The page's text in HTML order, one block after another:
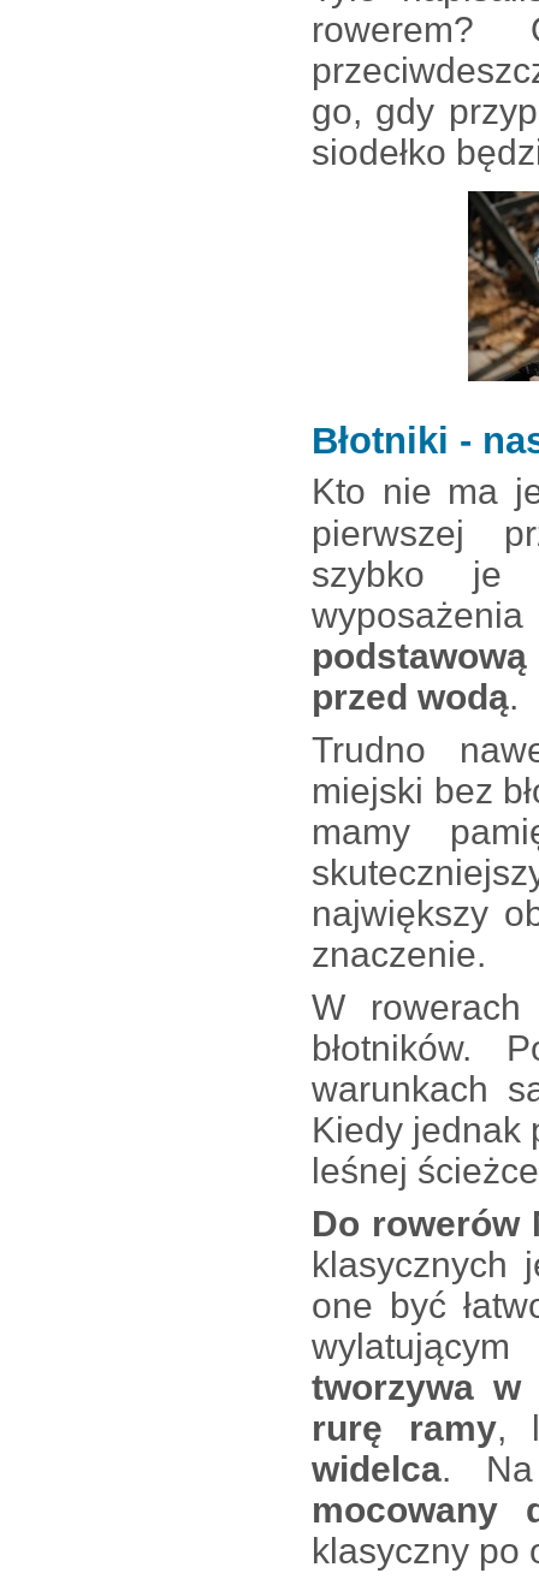
go, gdy
siodełko
Błotniki -
Kto nie ma
pierwszej
szybko je
przed wodą.
Trudno
miejski bez
mamy
największy
znaczenie.
W
błotników.
warunkach
Kiedy jednak
leśnej
Do rowerów
klasycznych
one być
tworzywa w
rurę ramy,
widelca. Na
mocowany
klasyczny po